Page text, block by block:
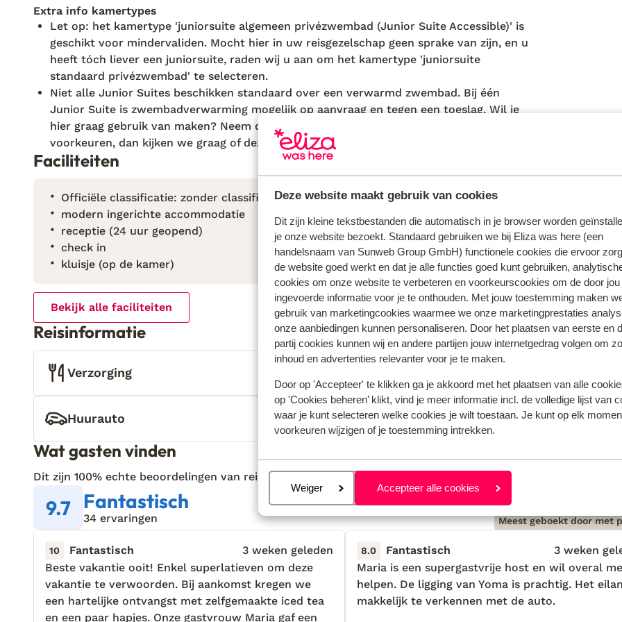
Deze website maakt gebruik van cookies
Dit zijn kleine tekstbestanden die automatisch in je browser worden
je onze website bezoekt. Standaard gebruiken we bij Eliza was here (een
handelsnaam van Sunweb Group GmbH) functionele cookies die ervoor
de website goed werkt en dat je alle functies goed kunt gebruiken,
cookies om onze website te verbeteren en voorkeurscookies om de door jou
ingevoerde informatie voor je te onthouden. Met jouw toestemming maken
gebruik van marketingcookies waarmee we onze marketingprestaties
onze aanbiedingen kunnen personaliseren. Door het plaatsen van eerste en
partij cookies kunnen wij en andere partijen jouw internetgedrag volgen om
inhoud en advertenties relevanter voor je te maken.
Door op 'Accepteer' te klikken ga je akkoord met het plaatsen van alle
op 'Cookies beheren’ klikt, vind je meer informatie incl. de volledige lijst van
waar je kunt selecteren welke cookies je wilt toestaan. Je kunt op elk
voorkeuren wijzigen of je toestemming intrekken.
Beheren
Weiger Accepteer alle cookies
Extra info kamertypes
Let op: het kamertype 'juniorsuite algemeen privézwembad (Junior Suite Accessible)' is
geschikt voor mindervaliden. Mocht hier in uw reisgezelschap geen sprake van zijn, en u
heeft tóch liever een juniorsuite, raden wij u aan om het kamertype 'juniorsuite
standaard privézwembad' te selecteren.
Niet alle Junior Suites beschikken standaard over een verwarmd zwembad. Bij één
Junior Suite is zwembadverwarming mogelijk op aanvraag en tegen een toeslag. Wil je
hier graag gebruik van maken? Neem dan vooraf contact op of geef dit aan bij je
voorkeuren, dan kijken we graag of deze suite beschikbaar is.
Faciliteiten
Officiële classificatie: zonder classificatie
modern ingerichte accommodatie
receptie (24 uur geopend)
check in
kluisje (op de kamer)
kamers voor mindervaliden aanwezig (op
parkeerterrein (beperkt beschikbaar)
wi-fi in openbare ruimte (gratis), op de kamer
(gratis)
Bekijk alle faciliteiten
Reisinformatie
Verzorging
Huurauto
Wat gasten vinden
Dit zijn 100% echte beoordelingen van reizigers die jou voorgingen.
9.7 Fantastisch
34 ervaringen Meest geboekt door met
10 Fantastisch
3 weken geleden
Beste vakantie ooit! Enkel superlatieven om deze
vakantie te verwoorden. Bij aankomst kregen we
een hartelijke ontvangst met zelfgemaakte iced tea
en een paar hapjes. Onze gastvrouw Maria gaf een
Beste vakantie ooit! Enkel superlatieven om deze
vakantie te verwoorden. Bij aankomst kregen we
een hartelijke ontvangst met zelfgemaakte iced tea
en een paar hapjes. Onze gastvrouw Maria gaf een
8.0 Fantastisch
3 weken
Maria is een supergastvrije host en wil overal
helpen. De ligging van Yoma is prachtig. Het
makkelijk te verkennen met de auto.
Maria is een supergastvrije host en wil overal
helpen. De ligging van Yoma is prachtig. Het
makkelijk te verkennen met de auto.